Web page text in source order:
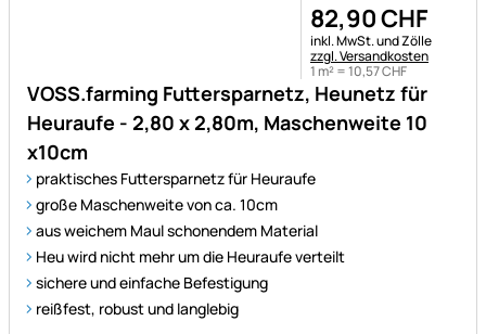
VOSS.farming Futtersparnetz, Heunetz für
Heuraufe - 2,80 x 2,80m, Maschenweite 10
x10cm
praktisches Futtersparnetz für Heuraufe
große Maschenweite von ca. 10cm
aus weichem Maul schonendem Material
Heu wird nicht mehr um die Heuraufe verteilt
sichere und einfache Befestigung
reißfest, robust und langlebig
82,90CHF
Steuerhinweis:
inkl. MwSt. und Zölle
zzgl. Versandkosten
1 m² =10,57CHF